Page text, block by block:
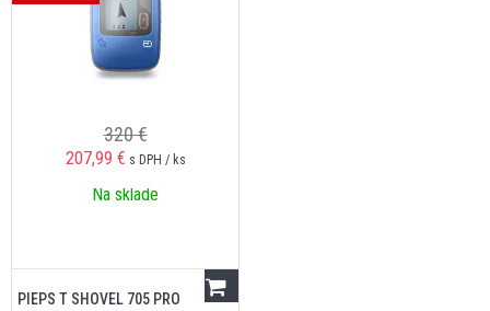
320 €
207,99 € s DPH / ks
Na sklade
PIEPS T SHOVEL 705 PRO